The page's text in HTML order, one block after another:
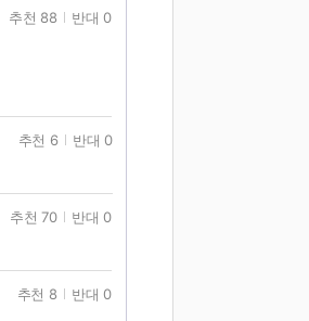
추천 88 반대 0
추천 6 반대 0
추천 70 반대 0
추천 8 반대 0